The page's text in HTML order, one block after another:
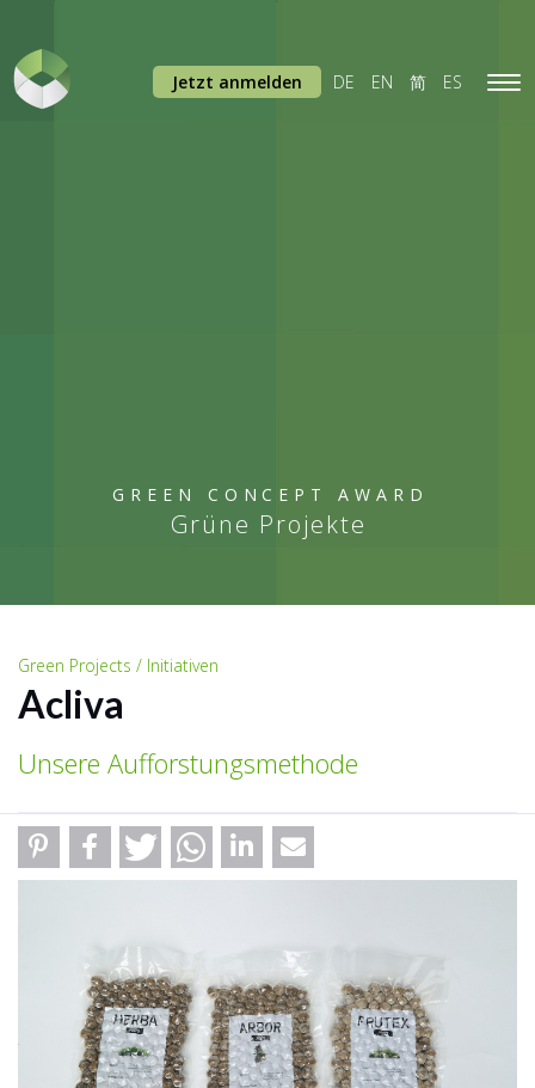
GREEN CONCEPT AWARD
Grüne Projekte
Jetzt anmelden DE EN 简 ES
Green Projects / Initiativen
Acliva
Unsere Aufforstungsmethode